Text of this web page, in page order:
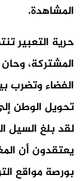
المشاهدة.
حرية التعبير
المشتركة،
الفضاء وتضرب
تحويل الوطن
لقد بلغ السيل
يعتقدون أن
بورصة مواقع